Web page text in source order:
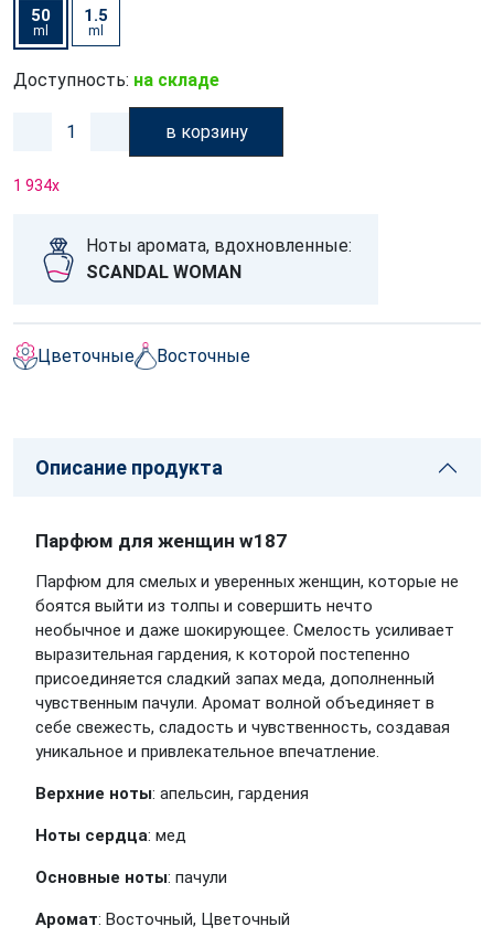
50
ml
1.5
ml
Доступность: на складе
в корзину
1 934x
Ноты аромата, вдохновленные:
SCANDAL WOMAN
Цветочные Восточные
Описание продукта
Парфюм для женщин w187
Парфюм для смелых и уверенных женщин, которые не
боятся выйти из толпы и совершить нечто
необычное и даже шокирующее. Смелость усиливает
выразительная гардения, к которой постепенно
присоединяется сладкий запах меда, дополненный
чувственным пачули. Аромат волной объединяет в
себе свежесть, сладость и чувственность, создавая
уникальное и привлекательное впечатление.
Верхние ноты: апельсин, гардения
Ноты сердца: мед
Основные ноты: пачули
Аромат: Восточный, Цветочный